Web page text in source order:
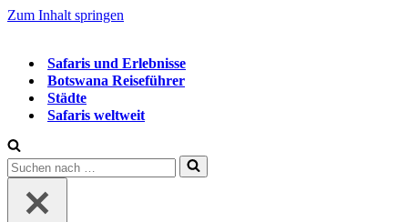
Zum Inhalt springen
Safaris und Erlebnisse
Botswana Reiseführer
Städte
Safaris weltweit
Suchen
nach …